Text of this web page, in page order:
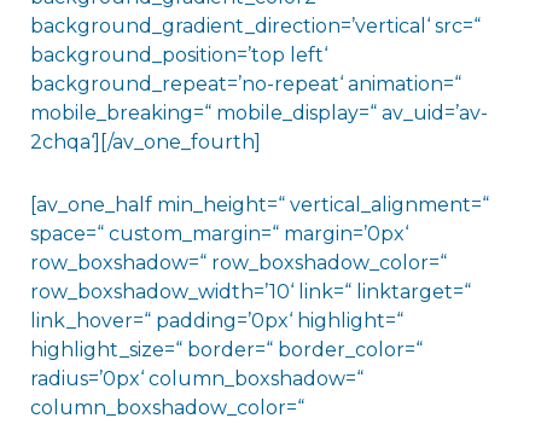
background_gradient_direction=’vertical‘ src=“
background_position=’top left‘
background_repeat=’no-repeat‘ animation=“
mobile_breaking=“ mobile_display=“ av_uid=’av-
2chqa‘][/av_one_fourth]
[av_one_half min_height=“ vertical_alignment=“
space=“ custom_margin=“ margin=’0px‘
row_boxshadow=“ row_boxshadow_color=“
row_boxshadow_width=’10‘ link=“ linktarget=“
link_hover=“ padding=’0px‘ highlight=“
highlight_size=“ border=“ border_color=“
radius=’0px‘ column_boxshadow=“
column_boxshadow_color=“